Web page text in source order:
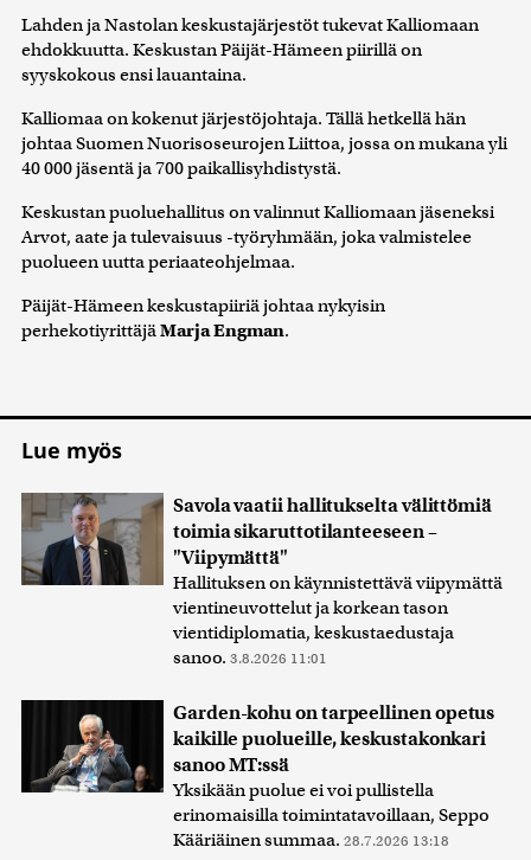
Lahden ja Nastolan keskustajärjestöt tukevat Kalliomaan
ehdokkuutta. Keskustan Päijät-Hämeen piirillä on
syyskokous ensi lauantaina.
Kalliomaa on kokenut järjestöjohtaja. Tällä hetkellä hän
johtaa Suomen Nuorisoseurojen Liittoa, jossa on mukana yli
40 000 jäsentä ja 700 paikallisyhdistystä.
Keskustan puoluehallitus on valinnut Kalliomaan jäseneksi
Arvot, aate ja tulevaisuus -työryhmään, joka valmistelee
puolueen uutta periaateohjelmaa.
Päijät-Hämeen keskustapiiriä johtaa nykyisin
perhekotiyrittäjäMarja Engman.
Lue myös
Savola vaatii hallitukselta välittömiä
toimia sikaruttotilanteeseen –
"Viipymättä"
Hallituksen on käynnistettävä viipymättä
vientineuvottelut ja korkean tason
vientidiplomatia, keskustaedustaja
sanoo. 3.8.2026 11:01
Garden-kohu on tarpeellinen opetus
kaikille puolueille, keskustakonkari
sanoo MT:ssä
Yksikään puolue ei voi pullistella
erinomaisilla toimintatavoillaan, Seppo
Kääriäinen summaa. 28.7.2026 13:18